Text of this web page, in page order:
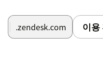
.zendesk.com 이용